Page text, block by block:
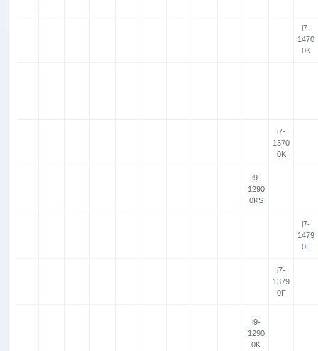
i7-
1470
0K
i7-
1370
0K
i9-
1290
0KS
i7-
1479
0F
i7-
1379
0F
i9-
1290
0K